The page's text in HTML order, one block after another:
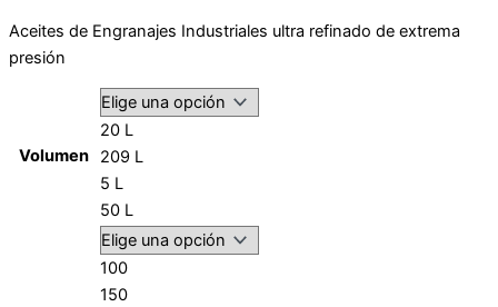
Aceites de Engranajes Industriales ultra refinado de extrema
presión
Volumen
20 L
209 L
5 L
50 L
100
150